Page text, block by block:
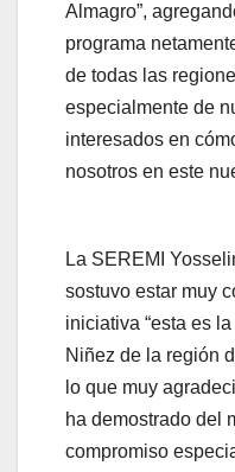
Almagro”,
programa
de todas las
especialmente de
interesados en
nosotros en este
La SEREMI
sostuvo estar muy
iniciativa “esta es
Niñez de la región
lo que muy
ha demostrado del
compromiso